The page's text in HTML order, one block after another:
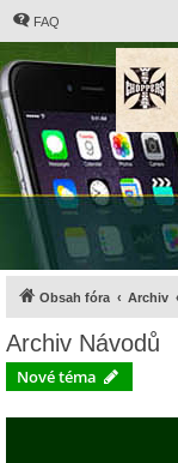
FAQ
Obsah fóra Archiv
Archiv Návodů
Nové téma